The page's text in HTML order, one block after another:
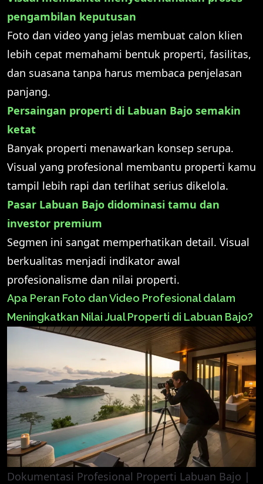
pengambilan keputusan
Foto dan video yang jelas membuat calon klien
lebih cepat memahami bentuk properti, fasilitas,
dan suasana tanpa harus membaca penjelasan
panjang.
Persaingan properti di Labuan Bajo semakin
ketat
Banyak properti menawarkan konsep serupa.
Visual yang profesional membantu properti kamu
tampil lebih rapi dan terlihat serius dikelola.
Pasar Labuan Bajo didominasi tamu dan
investor premium
Segmen ini sangat memperhatikan detail. Visual
berkualitas menjadi indikator awal
profesionalisme dan nilai properti.
Apa Peran Foto dan Video Profesional dalam
Meningkatkan Nilai Jual Properti di Labuan Bajo?
Dokumentasi Profesional Properti Labuan Bajo |